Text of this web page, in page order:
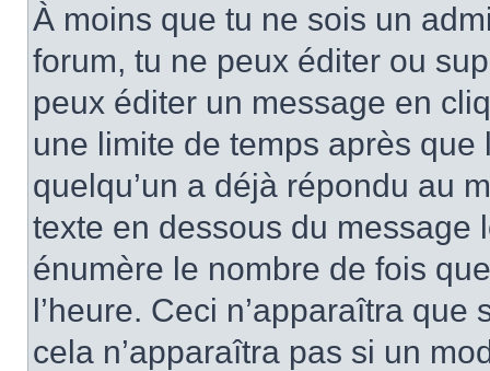
À moins que tu ne sois un
forum, tu ne peux éditer ou
peux éditer un message en
une limite de temps après
quelqu’un a déjà répondu au
texte en dessous du message
énumère le nombre de fois
l’heure. Ceci n’apparaîtra
cela n’apparaîtra pas si un